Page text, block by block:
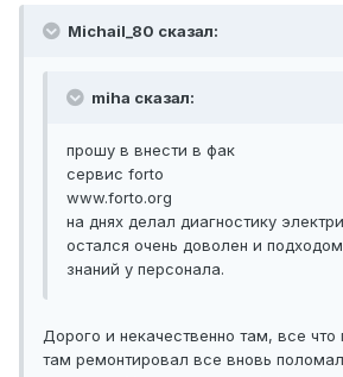
Michail_80 сказал:
miha сказал:
прошу в внести в фак
сервис forto
www.forto.org
на днях делал диагностику
остался очень доволен и
знаний у персонала.
Дорого и некачественно там, все что
там ремонтировал все вновь